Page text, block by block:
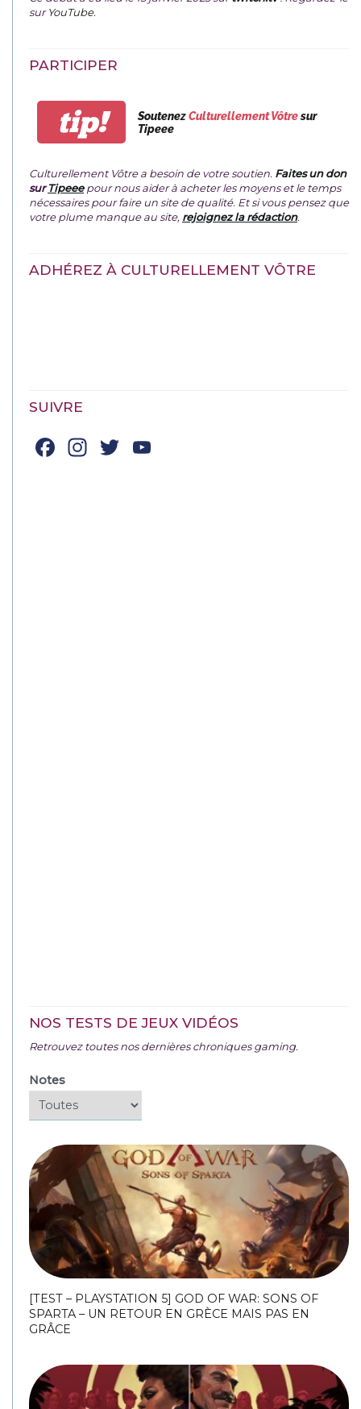
surYouTube.
PARTICIPER
tip! SoutenezCulturellement Vôtresur
Tipeee
Culturellement Vôtre a besoin de votre soutien. Faites un don
surTipeeepour nous aider à acheter les moyens et le temps
nécessaires pour faire un site de qualité. Et si vous pensez que
votre plume manque au site, rejoignez la rédaction.
ADHÉREZ À CULTURELLEMENT VÔTRE
SUIVRE
Facebook
Instagram
Twitter
NOS TESTS DE JEUX VIDÉOS
Retrouvez toutes nos dernières chroniques gaming.
Notes
[TEST – PLAYSTATION 5] GOD OF WAR: SONS OF
SPARTA – UN RETOUR EN GRÈCE MAIS PAS EN
GRÂCE